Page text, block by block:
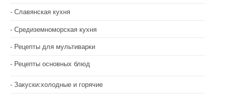
Славянская кухня
Средиземноморская кухня
Рецепты для мультиварки
Рецепты основных блюд
Закуски:холодные и горячие